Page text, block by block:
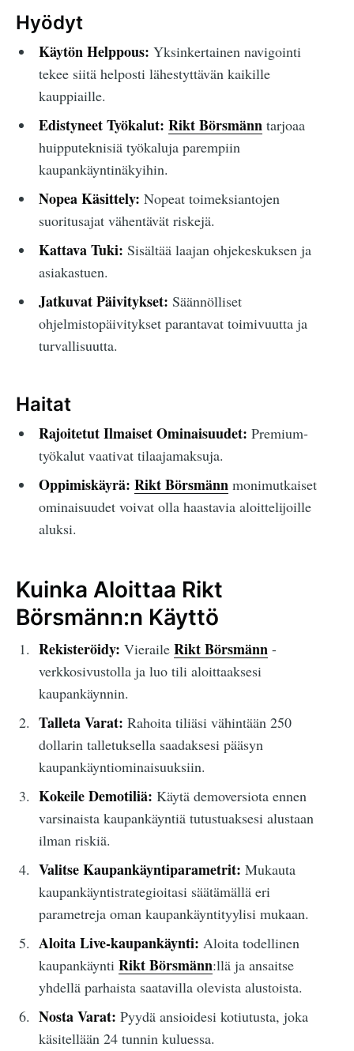
Hyödyt
Käytön Helppous: Yksinkertainen navigointi
tekee siitä helposti lähestyttävän kaikille
kauppiaille.
Edistyneet Työkalut: Rikt Börsmänntarjoaa
huipputeknisiä työkaluja parempiin
kaupankäyntinäkyihin.
Nopea Käsittely: Nopeat toimeksiantojen
suoritusajat vähentävät riskejä.
Kattava Tuki: Sisältää laajan ohjekeskuksen ja
asiakastuen.
Jatkuvat Päivitykset: Säännölliset
ohjelmistopäivitykset parantavat toimivuutta ja
turvallisuutta.
Haitat
Rajoitetut Ilmaiset Ominaisuudet: Premium-
työkalut vaativat tilaajamaksuja.
Oppimiskäyrä: Rikt Börsmänn monimutkaiset
ominaisuudet voivat olla haastavia aloittelijoille
aluksi.
Kuinka Aloittaa Rikt
Börsmänn:n Käyttö
Rekisteröidy: Vieraile Rikt Börsmänn-
verkkosivustolla ja luo tili aloittaaksesi
kaupankäynnin.
Talleta Varat: Rahoita tiliäsi vähintään 250
dollarin talletuksella saadaksesi pääsyn
kaupankäyntiominaisuuksiin.
Kokeile Demotiliä: Käytä demoversiota ennen
varsinaista kaupankäyntiä tutustuaksesi alustaan
ilman riskiä.
Valitse Kaupankäyntiparametrit: Mukauta
kaupankäyntistrategioitasi säätämällä eri
parametreja oman kaupankäyntityylisi mukaan.
Aloita Live-kaupankäynti: Aloita todellinen
kaupankäynti Rikt Börsmänn:llä ja ansaitse
yhdellä parhaista saatavilla olevista alustoista.
Nosta Varat: Pyydä ansioidesi kotiutusta, joka
käsitellään 24 tunnin kuluessa.